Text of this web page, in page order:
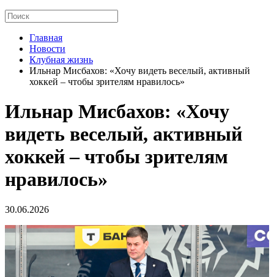
Главная
Новости
Клубная жизнь
Ильнар Мисбахов: «Хочу видеть веселый, активный
хоккей – чтобы зрителям нравилось»
Ильнар Мисбахов: «Хочу
видеть веселый, активный
хоккей – чтобы зрителям
нравилось»
30.06.2026